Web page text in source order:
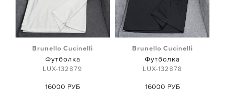
Brunello Cucinelli
Футболка
LUX-132879
16000 РУБ
Brunello Cucinelli
Футболка
LUX-132878
16000 РУБ